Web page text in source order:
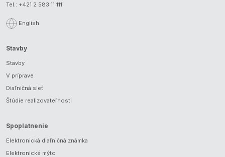
Tel.: +421 2 583 11 111
English
Stavby
Stavby
V príprave
Diaľničná sieť
Štúdie realizovateľnosti
Spoplatnenie
Elektronická diaľničná známka
Elektronické mýto